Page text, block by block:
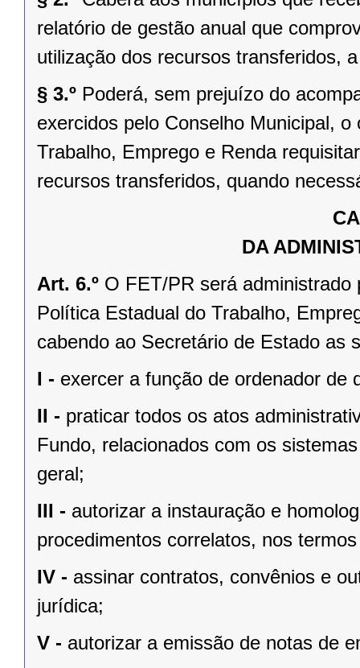
relatório de gestão anual que
utilização dos recursos transferidos,
§ 3.º Poderá, sem prejuízo do
exercidos pelo Conselho Municipal,
Trabalho, Emprego e Renda
recursos transferidos, quando
DA
Art. 6.º O FET/PR será administrado
Política Estadual do Trabalho,
cabendo ao Secretário de Estado as
I - exercer a função de ordenador de
II - praticar todos os atos
Fundo, relacionados com os
geral;
III - autorizar a instauração e
procedimentos correlatos, nos
IV - assinar contratos, convênios e
jurídica;
V - autorizar a emissão de notas de